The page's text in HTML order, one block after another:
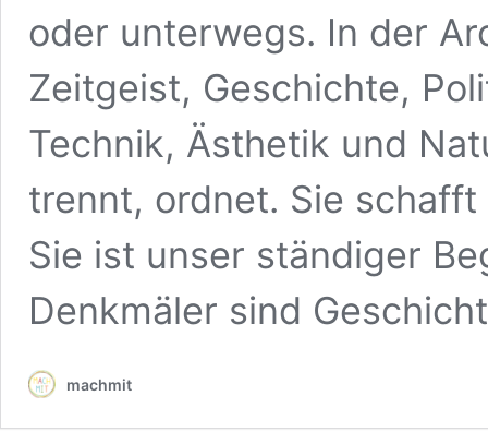
oder unterwegs. In der
Zeitgeist, Geschichte,
Technik, Ästhetik und
trennt, ordnet. Sie
Sie ist unser ständiger
Denkmäler sind
machmit